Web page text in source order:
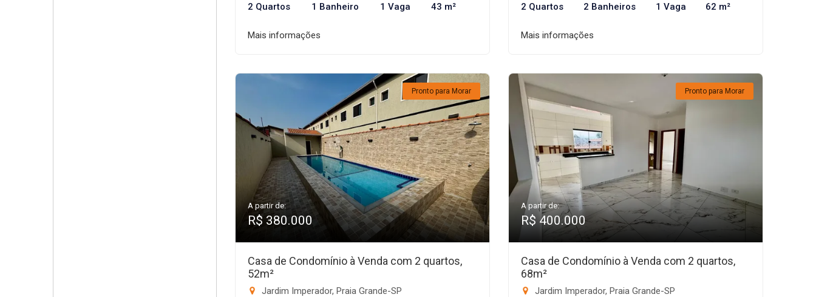
2 Quartos 1 Banheiro 1 Vaga 43 m²
Mais informações
2 Quartos 2 Banheiros 1 Vaga 62 m²
Mais informações
Pronto para Morar
A partir de:
R$ 380.000
Casa de Condomínio à Venda com 2 quartos,
52m²
Jardim Imperador, Praia Grande-SP
Pronto para Morar
A partir de:
R$ 400.000
Casa de Condomínio à Venda com 2 quartos,
68m²
Jardim Imperador, Praia Grande-SP